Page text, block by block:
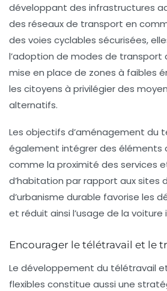
développant des infrastructures
des réseaux de transport en
des voies cyclables sécurisées,
l’adoption de modes de transport
mise en place de zones à faibles
les citoyens à privilégier des
alternatifs.
Les objectifs d’aménagement du
également intégrer des éléments
comme la proximité des services
d’habitation par rapport aux sites
d’urbanisme durable favorise les
et réduit ainsi l’usage de la voiture
Encourager le télétravail et le
Le développement du télétravail
flexibles constitue aussi une